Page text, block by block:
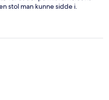
stol man kunne sidde i.